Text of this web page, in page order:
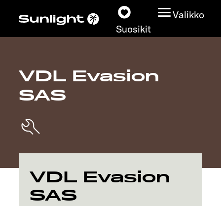
Suosikit
Valikko
Matkailuautot
Löydä oma Sunlightisi
Tutustu
VDL Evasion
SAS
VDL Evasion
SAS